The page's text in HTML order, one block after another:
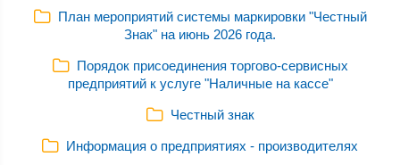
План мероприятий системы маркировки "Честный
Знак" на июнь 2026 года.
Порядок присоединения торгово-сервисных
предприятий к услуге "Наличные на кассе"
Честный знак
Информация о предприятиях - производителях